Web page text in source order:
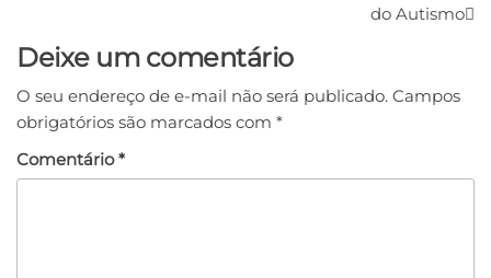
do Autismo
Deixe um comentário
O seu endereço de e-mail não será publicado. Campos
obrigatórios são marcados com *
Comentário*